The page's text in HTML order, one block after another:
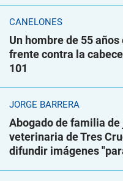
CANELONES
Un hombre de 55
frente contra la
101
JORGE BARRERA
Abogado de familia
veterinaria de Tres
difundir imágenes